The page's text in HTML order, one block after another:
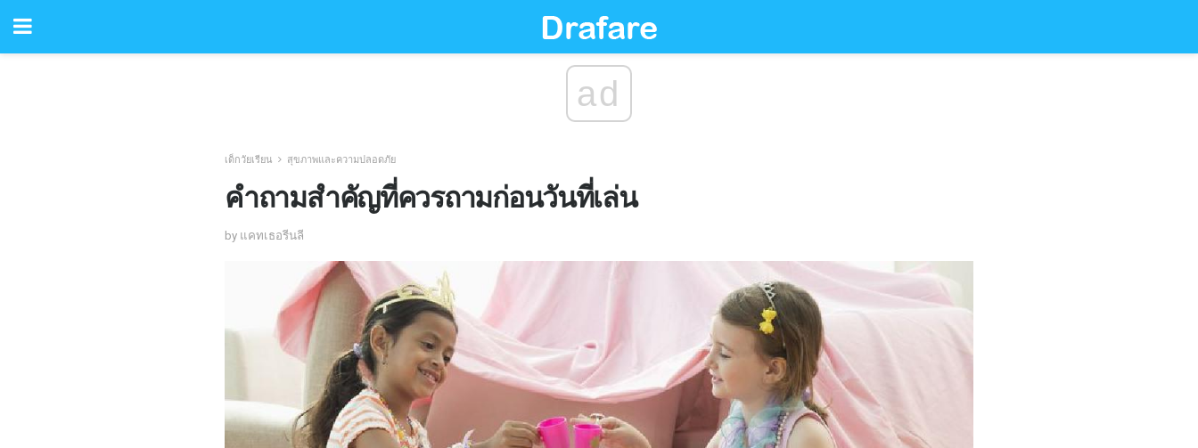
ad
เด็กวัยเรียน สุขภาพและความปลอดภัย
คำถามสำคัญที่ควรถามก่อนวันที่เล่น
by แคทเธอรีนลี